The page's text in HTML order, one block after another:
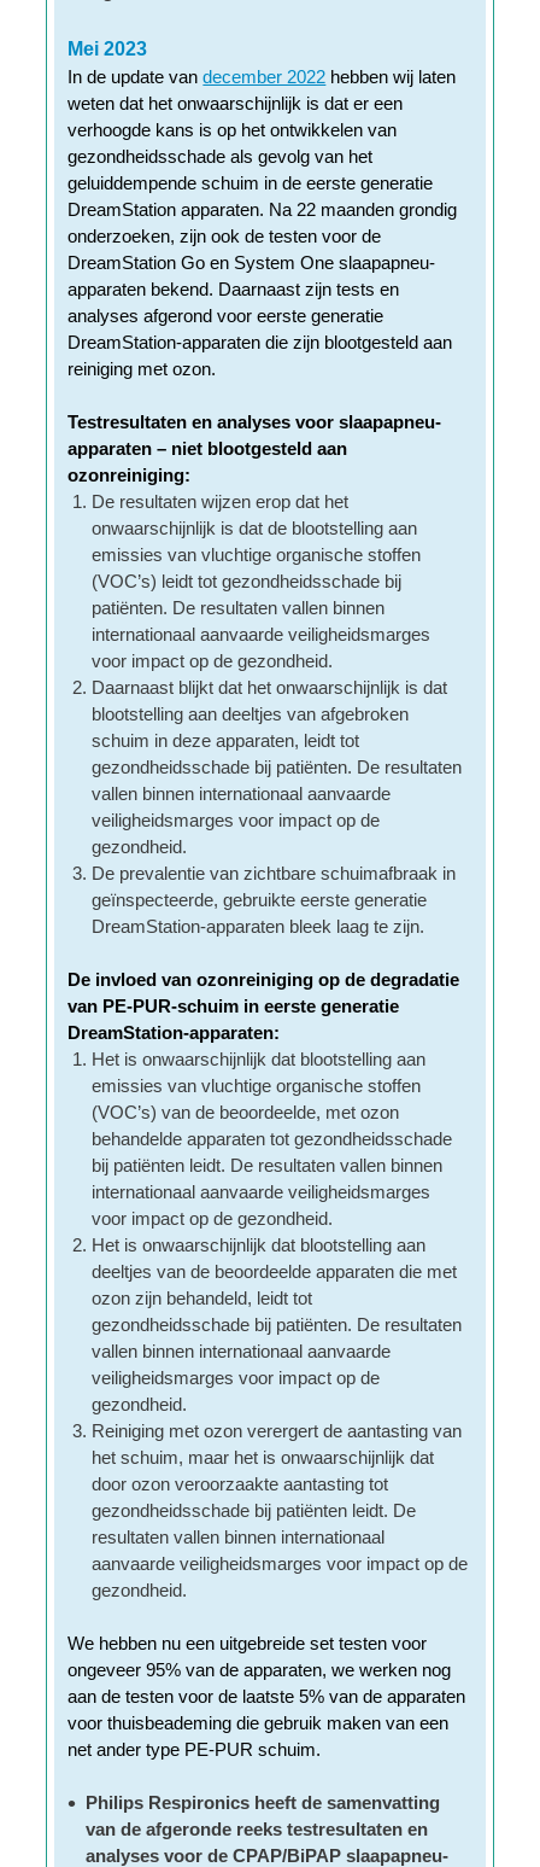
Mei 2023
In de update vandecember 2022 hebben wij laten
weten dat het onwaarschijnlijk is dat er een
verhoogde kans is op het ontwikkelen van
gezondheidsschade als gevolg van het
geluiddempende schuim in de eerste generatie
DreamStation apparaten. Na 22 maanden grondig
onderzoeken, zijn ook de testen voor de
DreamStation Go en System One slaapapneu-
apparaten bekend. Daarnaast zijn tests en
analyses afgerond voor eerste generatie
DreamStation-apparaten die zijn blootgesteld aan
reiniging met ozon.
Testresultaten en analyses voor slaapapneu-
apparaten – niet blootgesteld aan
ozonreiniging:
De resultaten wijzen erop dat het
onwaarschijnlijk is dat de blootstelling aan
emissies van vluchtige organische stoffen
(VOC’s) leidt tot gezondheidsschade bij
patiënten. De resultaten vallen binnen
internationaal aanvaarde veiligheidsmarges
voor impact op de gezondheid.
Daarnaast blijkt dat het onwaarschijnlijk is dat
blootstelling aan deeltjes van afgebroken
schuim in deze apparaten, leidt tot
gezondheidsschade bij patiënten. De resultaten
vallen binnen internationaal aanvaarde
veiligheidsmarges voor impact op de
gezondheid.
De prevalentie van zichtbare schuimafbraak in
geïnspecteerde, gebruikte eerste generatie
DreamStation-apparaten bleek laag te zijn.
De invloed van ozonreiniging op de degradatie
van PE-PUR-schuim in eerste generatie
DreamStation-apparaten:
Het is onwaarschijnlijk dat blootstelling aan
emissies van vluchtige organische stoffen
(VOC’s) van de beoordeelde, met ozon
behandelde apparaten tot gezondheidsschade
bij patiënten leidt. De resultaten vallen binnen
internationaal aanvaarde veiligheidsmarges
voor impact op de gezondheid.
Het is onwaarschijnlijk dat blootstelling aan
deeltjes van de beoordeelde apparaten die met
ozon zijn behandeld, leidt tot
gezondheidsschade bij patiënten. De resultaten
vallen binnen internationaal aanvaarde
veiligheidsmarges voor impact op de
gezondheid.
Reiniging met ozon verergert de aantasting van
het schuim, maar het is onwaarschijnlijk dat
door ozon veroorzaakte aantasting tot
gezondheidsschade bij patiënten leidt. De
resultaten vallen binnen internationaal
aanvaarde veiligheidsmarges voor impact op de
gezondheid.
We hebben nu een uitgebreide set testen voor
ongeveer 95% van de apparaten, we werken nog
aan de testen voor de laatste 5% van de apparaten
voor thuisbeademing die gebruik maken van een
net ander type PE-PUR schuim.
Philips Respironics heeft de samenvatting
van de afgeronde reeks testresultaten en
analyses voor de CPAP/BiPAP slaapapneu-